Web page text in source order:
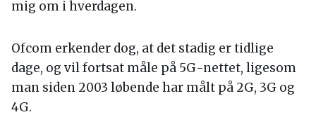
mig om i hverdagen.
Ofcom erkender dog, at det stadig er tidlige
dage, og vil fortsat måle på 5G-nettet, ligesom
man siden 2003 løbende har målt på 2G, 3G og
4G.